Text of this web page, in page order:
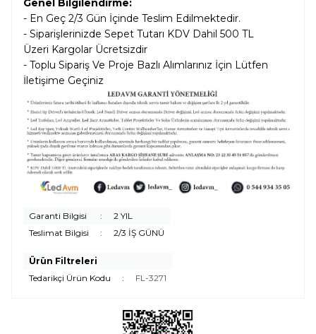
Genel Bilgilendirme:
- En Geç 2/3 Gün İçinde Teslim Edilmektedir.
- Siparişlerinizde Sepet Tutarı KDV Dahil 500 TL
Üzeri Kargolar Ücretsizdir
- Toplu Sipariş Ve Proje Bazlı Alımlarınız İçin Lütfen
İletişime Geçiniz
Garanti Bilgisi :
2 YIL
Teslimat Bilgisi
: 2/3 İŞ GÜNÜ
Ürün Filtreleri
Tedarikçi Ürün Kodu
: FL-3271